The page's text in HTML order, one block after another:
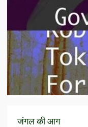
जंगल की आग